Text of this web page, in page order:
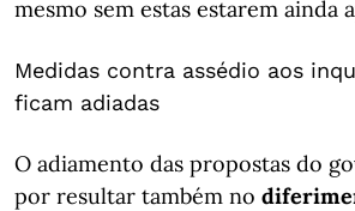
mesmo sem estas estarem ainda
Medidas contra assédio aos
ficam adiadas
O adiamento das propostas do
por resultar também no